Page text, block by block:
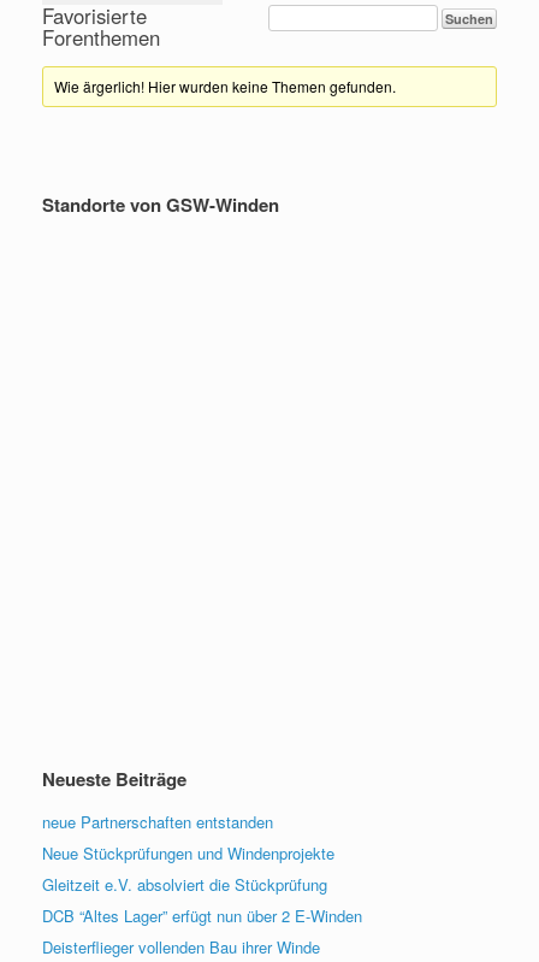
Favorisierte
Forenthemen
Wie ärgerlich! Hier wurden keine Themen gefunden.
Standorte von GSW-Winden
Neueste Beiträge
neue Partnerschaften entstanden
Neue Stückprüfungen und Windenprojekte
Gleitzeit e.V. absolviert die Stückprüfung
DCB “Altes Lager” erfügt nun über 2 E-Winden
Deisterflieger vollenden Bau ihrer Winde